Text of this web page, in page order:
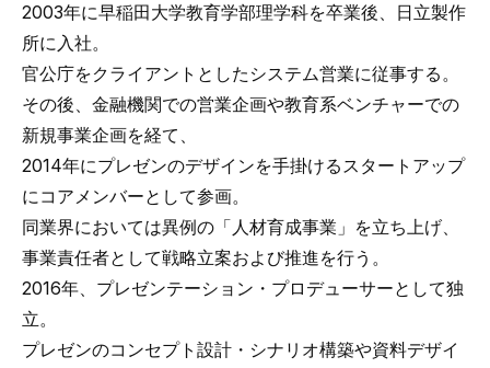
2003年に早稲田大学教育学部理学科を卒業後、日立製作
所に入社。
官公庁をクライアントとしたシステム営業に従事する。
その後、金融機関での営業企画や教育系ベンチャーでの
新規事業企画を経て、
2014年にプレゼンのデザインを手掛けるスタートアップ
にコアメンバーとして参画。
同業界においては異例の「人材育成事業」を立ち上げ、
事業責任者として戦略立案および推進を行う。
2016年、プレゼンテーション・プロデューサーとして独
立。
プレゼンのコンセプト設計・シナリオ構築や資料デザイ